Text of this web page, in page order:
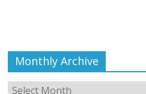
Monthly Archive
Monthly